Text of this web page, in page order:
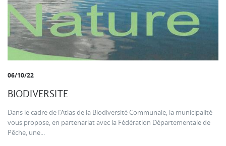
06/10/22
BIODIVERSITE
Dans le cadre de l’Atlas de la Biodiversité Communale, la municipalité
vous propose, en partenariat avec la Fédération Départementale de
Pêche, une...